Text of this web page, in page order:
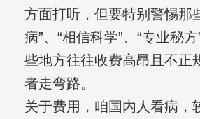
方面打听，但要特别警惕那
病”、“相信科学”、“专业秘
些地方往往收费高昂且不正
者走弯路。
关于费用，咱国内人看病，